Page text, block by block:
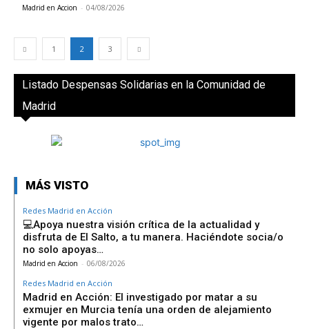
Madrid en Accion - 04/08/2026
1 2 3
Listado Despensas Solidarias en la Comunidad de
Madrid
MÁS VISTO
Redes Madrid en Acción
💻Apoya nuestra visión crítica de la actualidad y
disfruta de El Salto, a tu manera. Haciéndote socia/o
no solo apoyas…
Madrid en Accion - 06/08/2026
Redes Madrid en Acción
Madrid en Acción: El investigado por matar a su
exmujer en Murcia tenía una orden de alejamiento
vigente por malos trato…